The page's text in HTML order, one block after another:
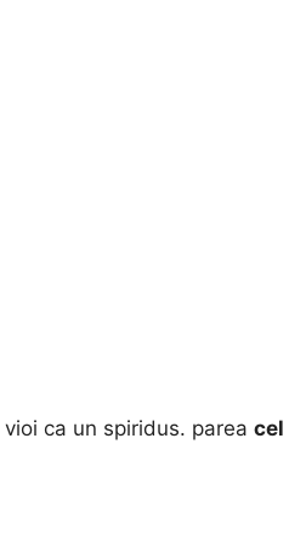
ca un spiridus. parea cel